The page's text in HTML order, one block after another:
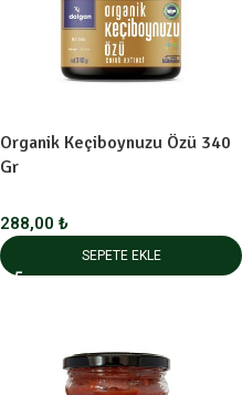
Organik Keçiboynuzu Özü 340
Gr
288,00 ₺
SEPETE EKLE